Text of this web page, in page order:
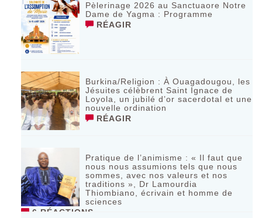
Pèlerinage 2026 au Sanctuaore Notre
Dame de Yagma : Programme
RÉAGIR
Burkina/Religion : À Ouagadougou, les
Jésuites célèbrent Saint Ignace de
Loyola, un jubilé d’or sacerdotal et une
nouvelle ordination
RÉAGIR
Pratique de l’animisme : « Il faut que
nous nous assumions tels que nous
sommes, avec nos valeurs et nos
traditions », Dr Lamourdia
Thiombiano, écrivain et homme de
sciences
6 RÉACTIONS